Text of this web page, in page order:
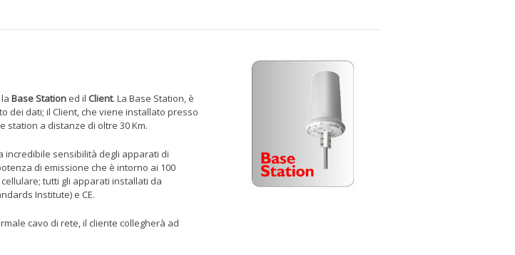
Base Station ed il Client. La Base Station, è
dei dati; il Client, che viene installato presso
station a distanze di oltre 30 Km.
incredibile sensibilità degli apparati di
di emissione che è intorno ai 100
tutti gli apparati installati da
Institute) e CE.
cavo di rete, il cliente collegherà ad